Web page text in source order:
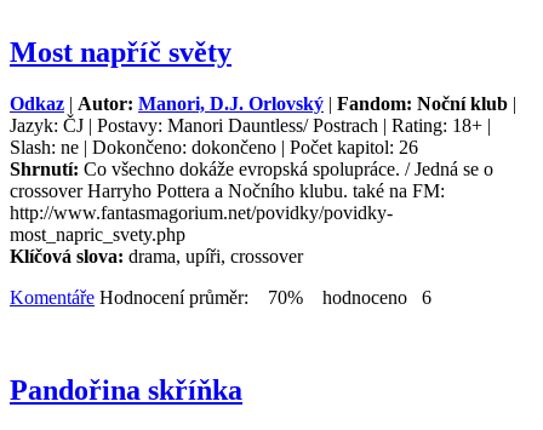
Most napříč světy
Odkaz | Autor: Manori, D.J. Orlovský | Fandom: Noční klub |
Jazyk: ČJ | Postavy: Manori Dauntless/ Postrach | Rating: 18+ |
Slash: ne | Dokončeno: dokončeno | Počet kapitol: 26
Shrnutí: Co všechno dokáže evropská spolupráce. / Jedná se o
crossover Harryho Pottera a Nočního klubu. také na FM:
http://www.fantasmagorium.net/povidky/povidky-
most_napric_svety.php
Klíčová slova: drama, upíři, crossover
Komentáře Hodnocení průměr: 70% hodnoceno 6
Pandořina skříňka